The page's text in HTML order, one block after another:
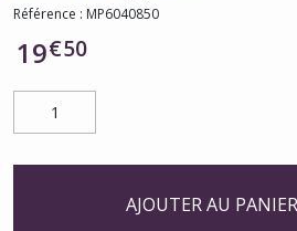
Référence : MP6040850
19€50
AJOUTER AU PANIER